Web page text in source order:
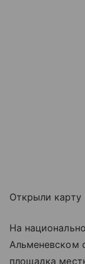
Открыли карту
На
Альменевском
площадка